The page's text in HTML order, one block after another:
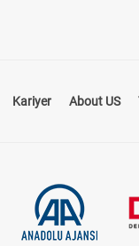
Kariyer About US